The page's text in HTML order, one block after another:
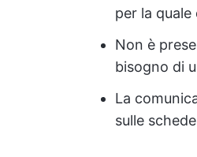
per la
Non è
bisogno di
La
sulle